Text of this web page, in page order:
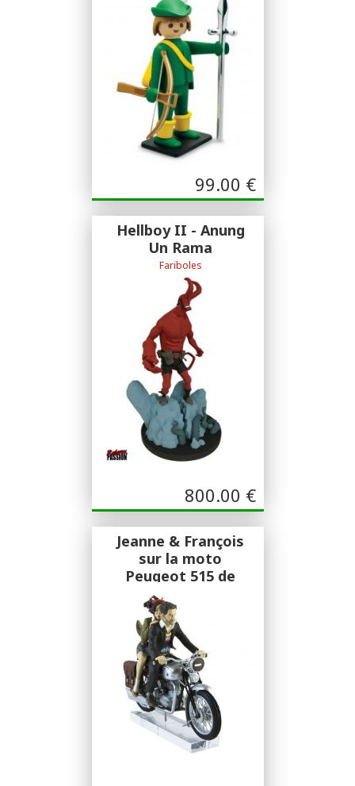
99.00 €
Hellboy II - Anung
Un Rama
Fariboles
Sculpture Alban Ficat
800.00 €
Jeanne & François
sur la moto
Peugeot 515 de
Figures & Vous
F & V